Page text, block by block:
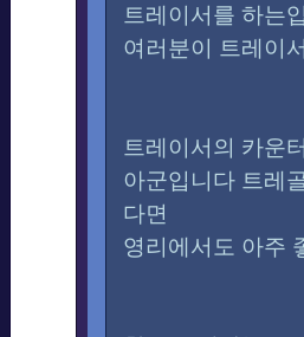
트레이서를 하는
여러분이 트레이
트레이서의 카운
아군입니다 트레
다면
영리에서도 아주